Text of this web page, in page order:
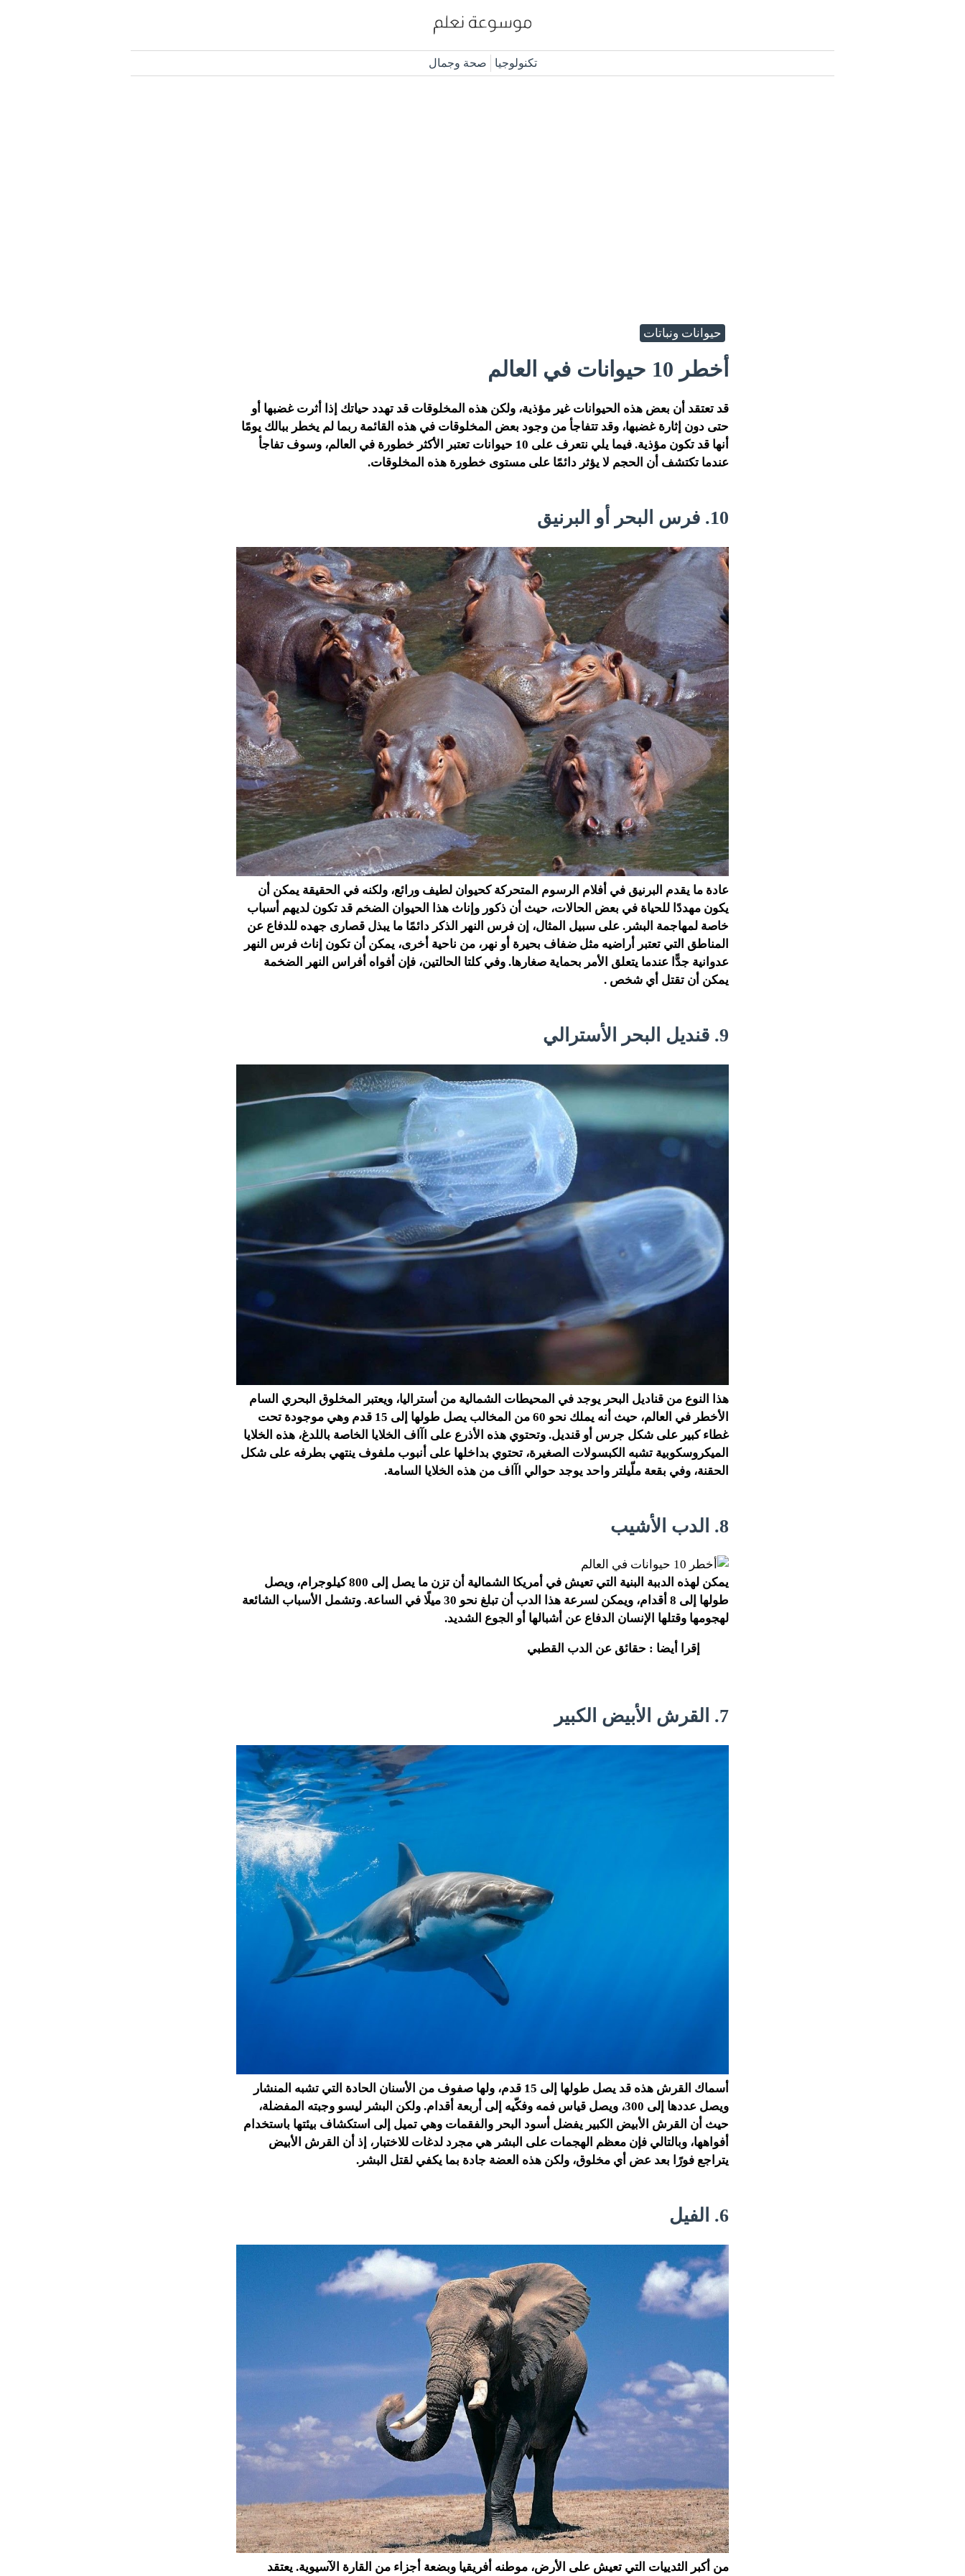
تكنولوجيا صحة وجمال
حيوانات ونباتات
أخطر 10 حيوانات في العالم
قد تعتقد أن بعض هذه الحيوانات غير مؤذية، ولكن هذه المخلوقات قد تهدد حياتك إذا أثرت غضبها أو
حتى دون إثارة غضبها، وقد تتفاجأ من وجود بعض المخلوقات في هذه القائمة ربما لم يخطر ببالك يومًا
أنها قد تكون مؤذية. فيما يلي نتعرف على 10 حيوانات تعتبر الأكثر خطورة في العالم، وسوف تفاجأ
عندما تكتشف أن الحجم لا يؤثر دائمًا على مستوى خطورة هذه المخلوقات.
10. فرس البحر أو البرنيق
عادة ما يقدم البرنيق في أفلام الرسوم المتحركة كحيوان لطيف ورائع، ولكنه في الحقيقة يمكن أن
يكون مهددًا للحياة في بعض الحالات، حيث أن ذكور وإناث هذا الحيوان الضخم قد تكون لديهم أسباب
خاصة لمهاجمة البشر. على سبيل المثال، إن فرس النهر الذكر دائمًا ما يبذل قصارى جهده للدفاع عن
المناطق التي تعتبر أراضيه مثل ضفاف بحيرة أو نهر، من ناحية أخرى، يمكن أن تكون إناث فرس النهر
عدوانية جدًّا عندما يتعلق الأمر بحماية صغارها. وفي كلتا الحالتين، فإن أفواه أفراس النهر الضخمة
يمكن أن تقتل أي شخص .
9. قنديل البحر الأسترالي
هذا النوع من قناديل البحر يوجد في المحيطات الشمالية من أستراليا، ويعتبر المخلوق البحري السام
الأخطر في العالم، حيث أنه يملك نحو 60 من المخالب يصل طولها إلى 15 قدم وهي موجودة تحت
غطاء كبير على شكل جرس أو قنديل. وتحتوي هذه الأذرع على اآاف الخلايا الخاصة باللدغ، هذه الخلايا
الميكروسكوبية تشبه الكبسولات الصغيرة، تحتوي بداخلها على أنبوب ملفوف ينتهي بطرفه على شكل
الحقنة، وفي بقعة ملّيلتر واحد يوجد حوالي اآاف من هذه الخلايا السامة.
8. الدب الأشيب
يمكن لهذه الدببة البنية التي تعيش في أمريكا الشمالية أن تزن ما يصل إلى 800 كيلوجرام، ويصل
طولها إلى 8 أقدام، ويمكن لسرعة هذا الدب أن تبلغ نحو 30 ميلًا في الساعة. وتشمل الأسباب الشائعة
لهجومها وقتلها الإنسان الدفاع عن أشبالها أو الجوع الشديد.
إقرا أيضا : حقائق عن الدب القطبي
7. القرش الأبيض الكبير
أسماك القرش هذه قد يصل طولها إلى 15 قدم، ولها صفوف من الأسنان الحادة التي تشبه المنشار
ويصل عددها إلى 300، ويصل قياس فمه وفكّيه إلى أربعة أقدام. ولكن البشر ليسو وجبته المفضلة،
حيث أن القرش الأبيض الكبير يفضل أسود البحر والفقمات وهي تميل إلى استكشاف بيئتها باستخدام
أفواهها، وبالتالي فإن معظم الهجمات على البشر هي مجرد لدغات للاختبار، إذ أن القرش الأبيض
يتراجع فورًا بعد عض أي مخلوق، ولكن هذه العضة جادة بما يكفي لقتل البشر.
6. الفيل
من أكبر الثدييات التي تعيش على الأرض، موطنه أفريقيا وبضعة أجزاء من القارة الآسيوية. يعتقد